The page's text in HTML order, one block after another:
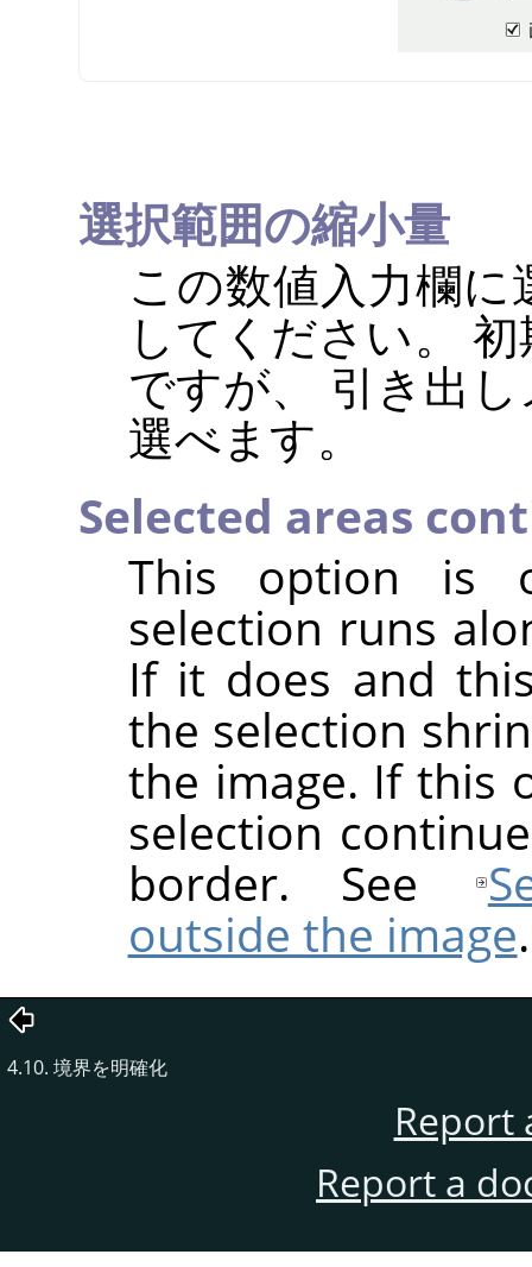
選択範囲の縮小量
この数値入力欄
してください。
ですが、 引き出
選べます。
Selected areas
This option is
selection runs
If it does and
the selection
the image. If this
selection
border. See
outside the image.
4.10. 境界を明確化
Report
Report a